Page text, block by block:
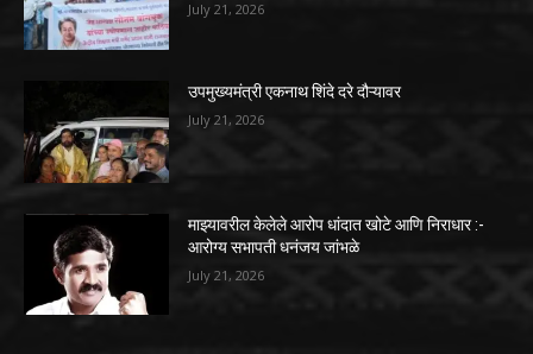
July 21, 2026
उपमुख्यमंत्री एकनाथ शिंदे दरे दौऱ्यावर
July 21, 2026
माझ्यावरील केलेले आरोप धांदात खोटे आणि निराधार :-
आरोग्य सभापती धनंजय जांभळे
July 21, 2026